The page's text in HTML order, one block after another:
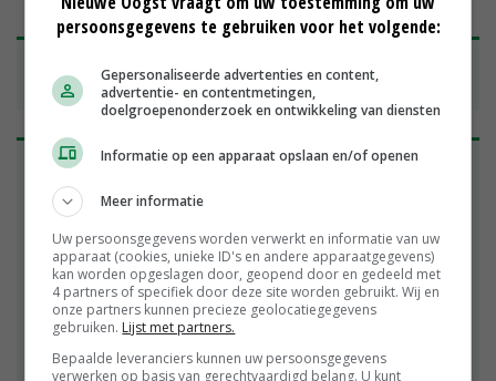
Kennisuitwisseling in Waddenregio is van grote
waarde '
Fries LTO Noord-regiobestuurder Tineke de Vries
ziet grote voordelen in de krachtenbundeling
tussen landbouw op Texel en rond het
Lauwersmeer. 'De grondsoort verschilt, maar voor
de rest zijn er vooral veel raakvlakken. We kunnen
elkaar in de Waddenregio zeker helpen met
kennisuitwisseling uit de proeven voor de
ondergrondse wateropslag.' Ligt op Texel de
nadruk op de bestrijding van droogte, in Friesland
persoonsgegevens te gebruiken voor het volgende:
Gepersonaliseerde advertenties en content,
advertentie- en contentmetingen,
doelgroepenonderzoek en ontwikkeling van diensten
Informatie op een apparaat opslaan en/of openen
Meer informatie
Uw persoonsgegevens worden verwerkt en informatie van uw
apparaat (cookies, unieke ID's en andere apparaatgegevens)
kan worden opgeslagen door, geopend door en gedeeld met
4 partners of specifiek door deze site worden gebruikt. Wij en
onze partners kunnen precieze geolocatiegegevens
gebruiken. Lijst met partners.
Bepaalde leveranciers kunnen uw persoonsgegevens
verwerken op basis van gerechtvaardigd belang. U kunt